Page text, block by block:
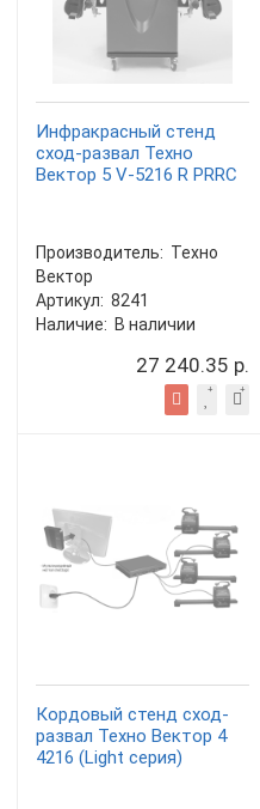
Инфракрасный стенд
сход-развал Техно
Вектор 5 V-5216 R PRRC
Производитель: Техно
Вектор
Артикул: 8241
Наличие: В наличии
27 240.35 р.
Кордовый стенд сход-
развал Техно Вектор 4
4216 (Light серия)